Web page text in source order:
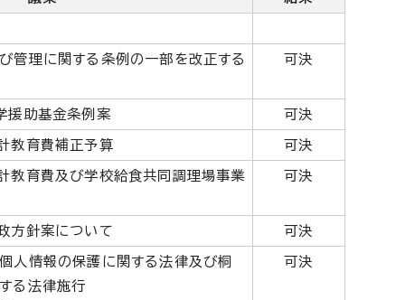
管理に関する条例の一部を改正する
可決
援助基金条例案 可決
教育費補正予算 可決
教育費及び学校給食共同調理場事業
可決
方針案について 可決
人情報の保護に関する法律及び桐
る法律施行
可決